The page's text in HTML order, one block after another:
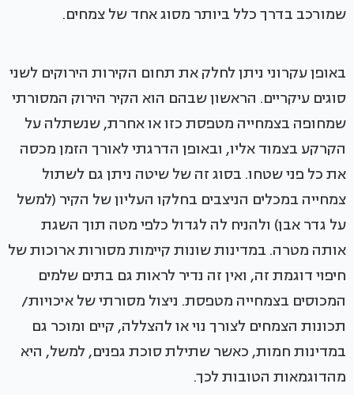
שמורכב בדרך כלל ביותר מסוג אחד של צמחים.
באופן עקרוני ניתן לחלק את תחום הקירות הירוקים לשני
סוגים עיקריים. הראשון שבהם הוא הקיר הירוק המסורתי
שמחופה בצמחייה מטפסת כזו או אחרת, שנשתלה על
הקרקע בצמוד אליו, ובאופן הדרגתי לאורך הזמן מכסה
את כל פני שטחו. בסוג זה של שיטה ניתן גם לשתול
צמחייה במכלים הניצבים בחלקו העליון של הקיר (למשל
על גדר אבן) ולהניח לה לגדול כלפי מטה תוך השגת
אותה מטרה. במדינות שונות קיימות מסורות ארוכות של
חיפוי דוגמת זה, ואין זה נדיר לראות גם בתים שלמים
המכוסים בצמחייה מטפסת. ניצול מסורתי של איכויות/
תכונות הצמחים לצורך נוי או להצללה, קיים ומוכר גם
במדינות חמות, כאשר שתילת סוכת גפנים, למשל, היא
מהדוגמאות הטובות לכך.